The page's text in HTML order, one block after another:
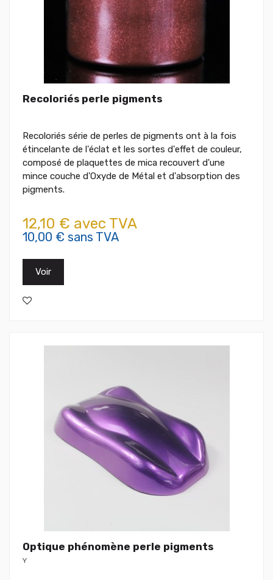
Recoloriés perle pigments
Recoloriés série de perles de pigments ont à la fois
étincelante de l'éclat et les sortes d'effet de couleur,
composé de plaquettes de mica recouvert d'une
mince couche d'Oxyde de Métal et d'absorption des
pigments.
12,10 € avec TVA
10,00 € sans TVA
Voir
Optique phénomène perle pigments
Y